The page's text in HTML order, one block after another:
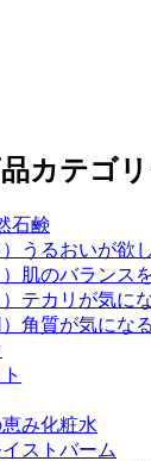
カテゴ
石鹸
）うるおいが欲
）肌のバランス
）テカリが気に
）角質が気にな
み化粧水
ストバーム